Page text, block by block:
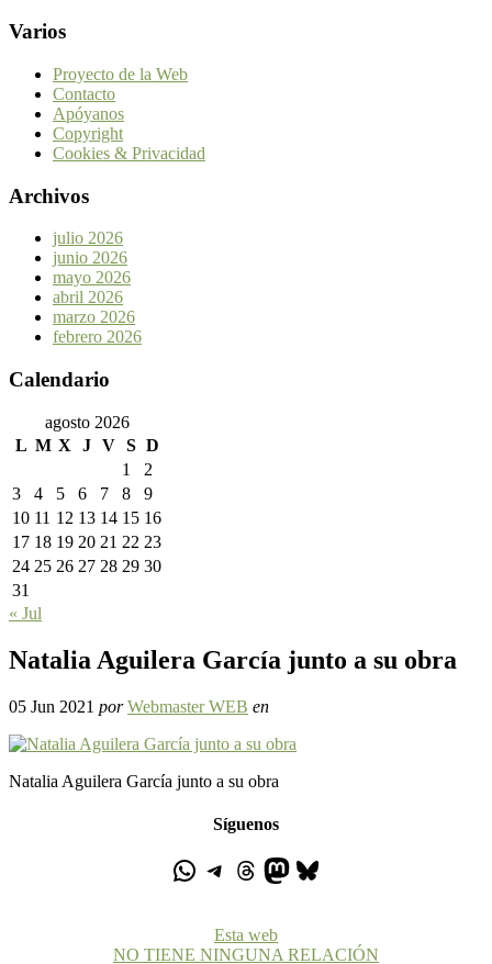
Varios
Proyecto de la Web
Contacto
Apóyanos
Copyright
Cookies & Privacidad
Archivos
julio 2026
junio 2026
mayo 2026
abril 2026
marzo 2026
febrero 2026
Calendario
agosto 2026
L M X J V S D
1
2
3
4 5 6 7 8
9
10 11 12 13 14 15 16
17 18 19 20 21 22 23
24 25 26 27 28 29 30
31
« Jul
Natalia Aguilera García junto a su obra
05 Jun 2021 por Webmaster WEB en
Natalia Aguilera García junto a su obra
Síguenos
Esta web
NO TIENE NINGUNA RELACIÓN